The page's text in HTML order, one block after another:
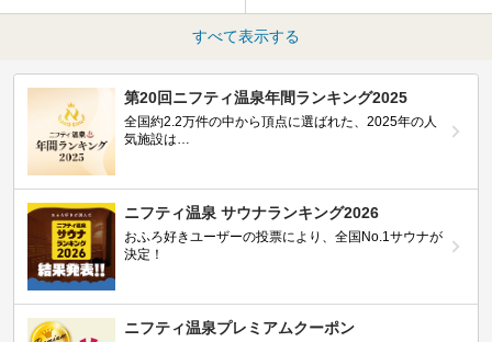
すべて表示する
第20回ニフティ温泉年間ランキング2025
全国約2.2万件の中から頂点に選ばれた、2025年の人
気施設は…
ニフティ温泉 サウナランキング2026
おふろ好きユーザーの投票により、全国No.1サウナが
決定！
ニフティ温泉プレミアムクーポン